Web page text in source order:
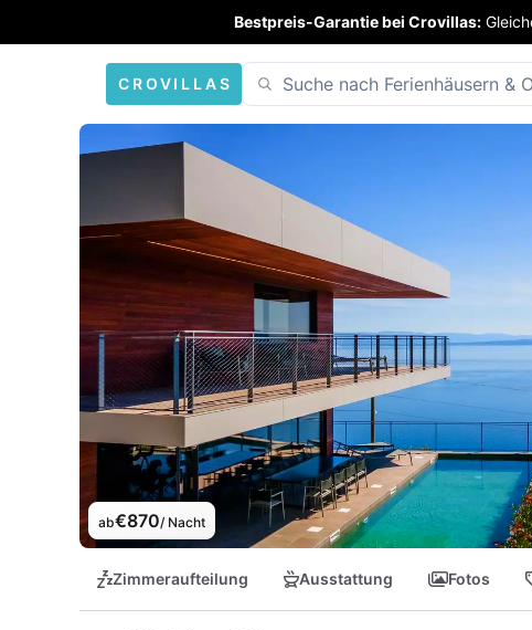
Bestpreis-Garantie bei Crovillas:
CROVILLAS
ab€870/ Nacht
Zimmeraufteilung Ausstattung Fotos